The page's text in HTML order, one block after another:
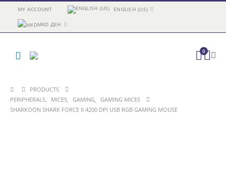
MY ACCOUNT ENGLISH (US)
MKD ДЕН
0
PRODUCTS
PERIPHERALS, MICES, GAMING, GAMING MICES
SHARKOON SHARK FORCE II 4200 DPI USB RGB GAMING MOUSE